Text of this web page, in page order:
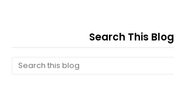
Search This Blog